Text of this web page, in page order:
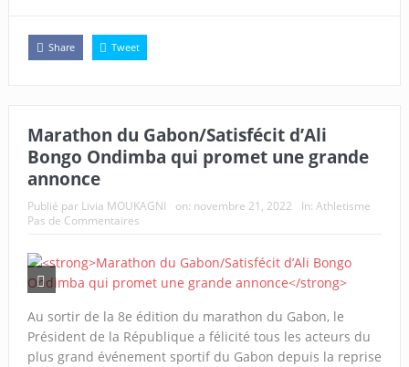
Share Tweet
Marathon du Gabon/Satisfécit d’Ali
Bongo Ondimba qui promet une grande
annonce
Publié par Livia MOUKAGNI on: novembre 21, 2022 In: Athletisme
Pas de Commentaires
Au sortir de la 8e édition du marathon du Gabon, le
Président de la République a félicité tous les acteurs du
plus grand événement sportif du Gabon depuis la reprise